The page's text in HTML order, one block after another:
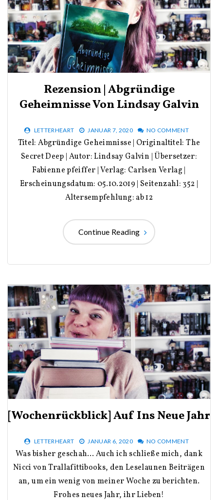
Rezension | Abgründige
Geheimnisse Von Lindsay Galvin
LETTERHEART JANUAR 7, 2020 NO COMMENT
Titel: Abgründige Geheimnisse | Originaltitel: The
Secret Deep | Autor: Lindsay Galvin | Übersetzer:
Fabienne pfeiffer | Verlag: Carlsen Verlag |
Erscheinungsdatum: 05.10.2019 | Seitenzahl: 352 |
Altersempfehlung: ab 12
Continue Reading
[Wochenrückblick] Auf Ins Neue Jahr
LETTERHEART JANUAR 6, 2020 NO COMMENT
Was bisher geschah… Auch ich schließe mich, dank
Nicci von Trallafittibooks, den Leselaunen Beiträgen
an, um ein wenig von meiner Woche zu berichten.
Frohes neues Jahr, ihr Lieben!